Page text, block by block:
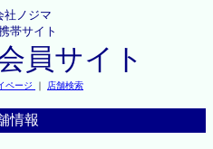
社ノジマ
帯サイト
員サイト
ページ ｜ 店舗検索
情報